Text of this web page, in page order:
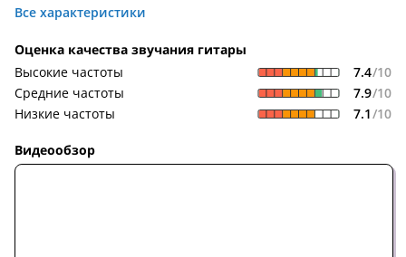
Все характеристики
Оценка качества звучания гитары
Высокие частоты
7.4/10
Средние частоты
7.9/10
Низкие частоты
7.1/10
Видеообзор